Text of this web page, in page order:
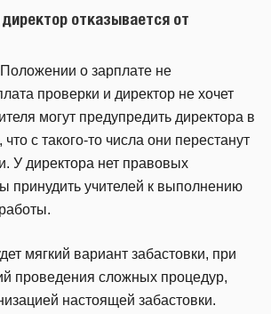
отказывается от
о зарплате не
проверки и директор не хочет
могут предупредить директора в
с такого-то числа они перестанут
У директора нет правовых
принудить учителей к выполнению
мягкий вариант забастовки, при
проведения сложных процедур,
настоящей забастовки.